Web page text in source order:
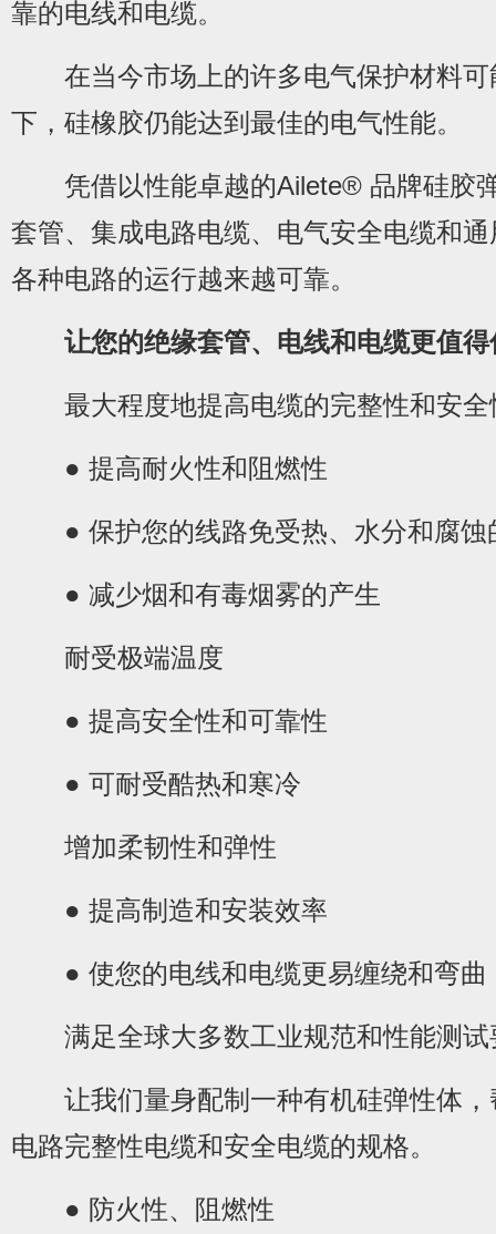
1 2 3 4 5
靠的电线和电缆。
在当今市场上的许多电气保护材料可
下，硅橡胶仍能达到最佳的电气性能。
凭借以性能卓越的Ailete® 品牌硅胶
套管、集成电路电缆、电气安全电缆和
各种电路的运行越来越可靠。
让您的绝缘套管、电线和电缆更值得
最大程度地提高电缆的完整性和安全
● 提高耐火性和阻燃性
● 保护您的线路免受热、水分和腐蚀
● 减少烟和有毒烟雾的产生
耐受极端温度
● 提高安全性和可靠性
● 可耐受酷热和寒冷
增加柔韧性和弹性
● 提高制造和安装效率
● 使您的电线和电缆更易缠绕和弯曲
满足全球大多数工业规范和性能测试
让我们量身配制一种有机硅弹性体，
电路完整性电缆和安全电缆的规格。
● 防火性、阻燃性